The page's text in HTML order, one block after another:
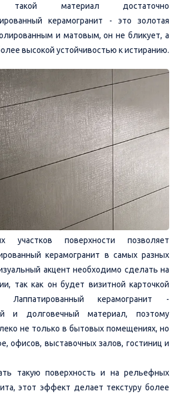
материал достаточно
керамогранит - это золотая
и матовым, он не бликует, а
высокой устойчивостью к истиранию.
участков поверхности позволяет
керамогранит в самых разных
акцент необходимо сделать на
так как он будет визитной карточкой
керамогранит -
и долговечный материал, поэтому
не только в бытовых помещениях, но
офисов, выставочных залов, гостиниц и
такую поверхность и на рельефных
этот эффект делает текстуру более